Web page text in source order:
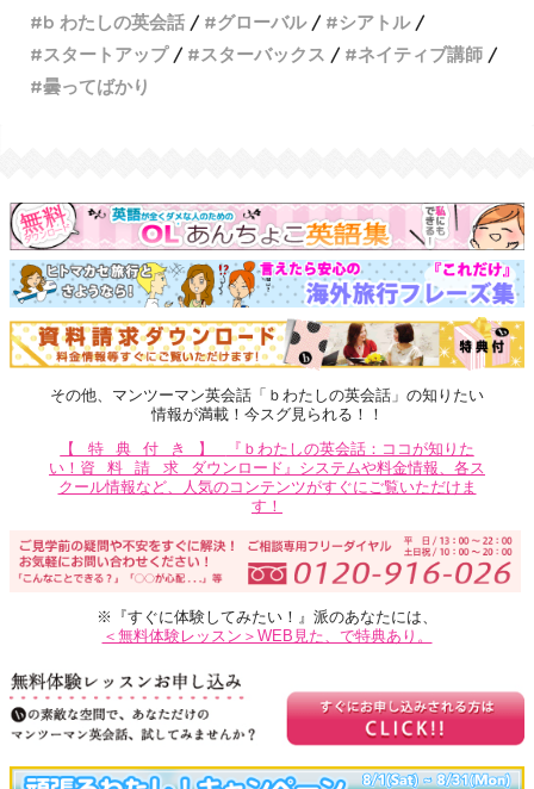
b わたしの英会話
グローバル
シアトル
スタートアップ
スターバックス
ネイティブ講師
曇ってばかり
その他、マンツーマン英会話「ｂわたしの英会話」の知りたい
情報が満載！今スグ見られる！！
【特典付き】
『ｂわたしの英会話：ココが知りた
い！ 資料請求 ダウンロード』システムや料金情報、各ス
クール情報など、人気のコンテンツがすぐにご覧いただけま
す！
※『すぐに体験してみたい！』派のあなたには、
＜無料体験レッスン＞WEB見た、で特典あり。